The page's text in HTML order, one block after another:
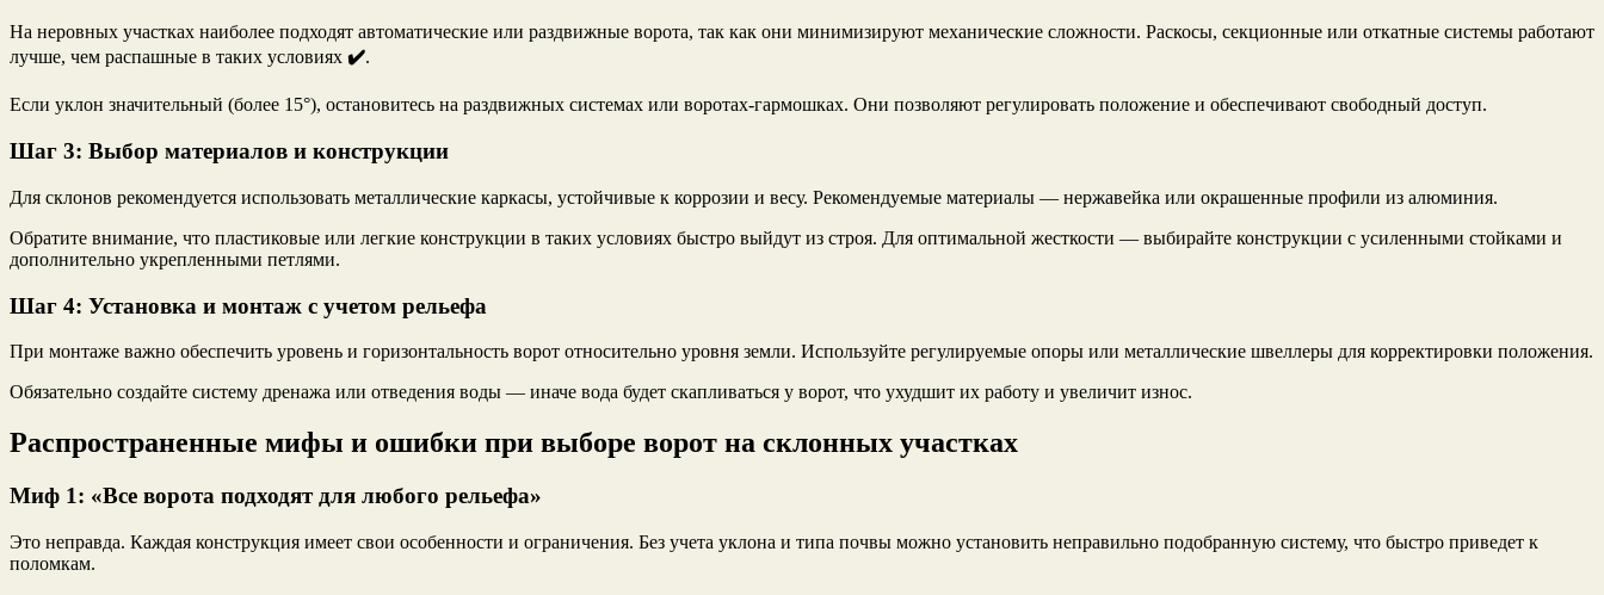
На неровных участках наиболее подходят автоматические или раздвижные ворота, так как они минимизируют механические сложности. Раскосы, секционные или откатные системы работают
лучше, чем распашные в таких условиях ✔️.
Если уклон значительный (более 15°), остановитесь на раздвижных системах или воротах-гармошках. Они позволяют регулировать положение и обеспечивают свободный доступ.
Шаг 3: Выбор материалов и конструкции
Для склонов рекомендуется использовать металлические каркасы, устойчивые к коррозии и весу. Рекомендуемые материалы — нержавейка или окрашенные профили из алюминия.
Обратите внимание, что пластиковые или легкие конструкции в таких условиях быстро выйдут из строя. Для оптимальной жесткости — выбирайте конструкции с усиленными стойками и
дополнительно укрепленными петлями.
Шаг 4: Установка и монтаж с учетом рельефа
При монтаже важно обеспечить уровень и горизонтальность ворот относительно уровня земли. Используйте регулируемые опоры или металлические швеллеры для корректировки положения.
Обязательно создайте систему дренажа или отведения воды — иначе вода будет скапливаться у ворот, что ухудшит их работу и увеличит износ.
Распространенные мифы и ошибки при выборе ворот на склонных участках
Миф 1: «Все ворота подходят для любого рельефа»
Это неправда. Каждая конструкция имеет свои особенности и ограничения. Без учета уклона и типа почвы можно установить неправильно подобранную систему, что быстро приведет к
поломкам.